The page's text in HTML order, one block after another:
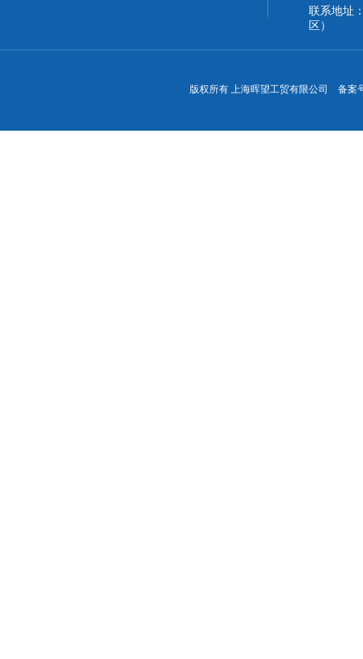
联系地址
区）
版权所有 上海晖望工贸有限公司 备案